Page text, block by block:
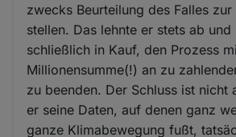
zwecks Beurteilung des Falles
stellen. Das lehnte er stets ab und
schließlich in Kauf, den Prozess
Millionensumme(!) an zu
zu beenden. Der Schluss ist nicht
er seine Daten, auf denen ganz
ganze Klimabewegung fußt,